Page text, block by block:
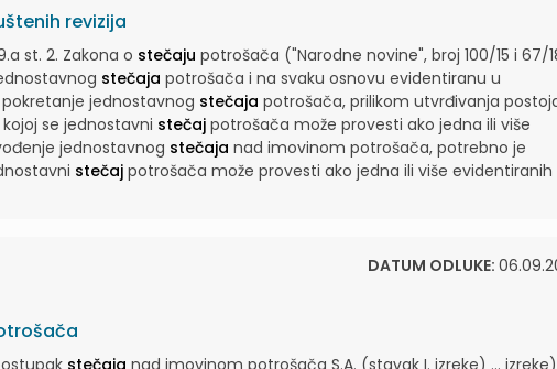
revizija
st. 2. Zakona o stečaju potrošača ("Narodne novine", broj 100/15 i 67/
stečaja potrošača i na svaku osnovu evidentiranu u
jednostavnog stečaja potrošača, prilikom utvrđivanja
se jednostavni stečaj potrošača može provesti ako jedna ili više
jednostavnog stečaja nad imovinom potrošača, potrebno je
stečaj potrošača može provesti ako jedna ili više evidentiranih
DATUM ODLUKE:
stečaja nad imovinom potrošača S.A. (stavak I. izreke) ...